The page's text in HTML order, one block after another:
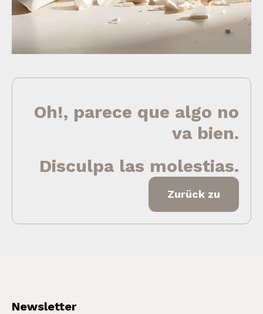
Oh!, parece que algo no
va bien.
Disculpa las molestias.
Zurück zu
Newsletter